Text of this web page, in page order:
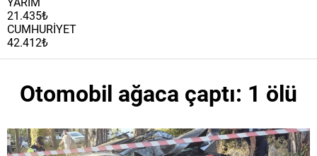
21.435₺
CUMHURİYET
42.412₺
Otomobil ağaca çaptı: 1 ölü